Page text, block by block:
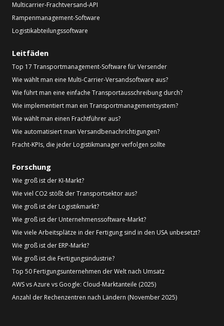
Multicarrier-Frachtversand-API
Rampenmanagement-Software
Logistikabteilungssoftware
Leitfäden
Top 17 Transportmanagement-Software für Versender
Wie wählt man eine Multi-Carrier-Versandsoftware aus?
Wie führt man eine einfache Transportausschreibung durch?
Wie implementiert man ein Transportmanagementsystem?
Wie wählt man einen Frachtführer aus?
Wie automatisiert man Versandbenachrichtigungen?
Fracht-KPIs, die jeder Logistikmanager verfolgen sollte
Forschung
Wie groß ist der KI-Markt?
Wie viel CO2 stößt der Transportsektor aus?
Wie groß ist der Logistikmarkt?
Wie groß ist der Unternehmenssoftware-Markt?
Wie viele Arbeitsplätze in der Fertigung sind in den USA unbesetzt?
Wie groß ist der ERP-Markt?
Wie groß ist die Fertigungsindustrie?
Top 50 Fertigungsunternehmen der Welt nach Umsatz
AWS vs Azure vs Google: Cloud-Marktanteile (2025)
Anzahl der Rechenzentren nach Ländern (November 2025)